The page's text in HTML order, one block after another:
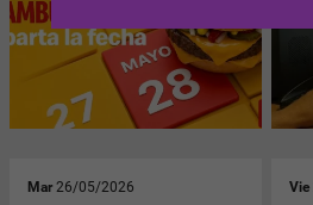
Mar 26/05/2026 Vie